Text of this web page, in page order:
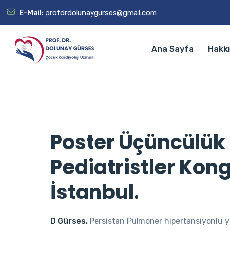
E-Mail: profdrdolunaygurses@gmail.com
Ana Sayfa
Poster
Pediatristler
İstanbul.
D Gürses. Persistan Pulmoner hipertansiyonlu